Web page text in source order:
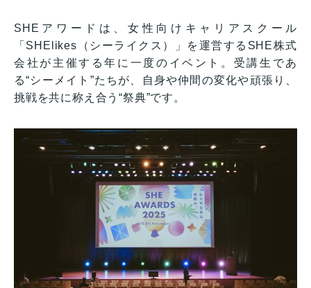
SHEアワードは、女性向けキャリアスクール
「SHElikes（シーライクス）」を運営するSHE株式
会社が主催する年に一度のイベント。受講生であ
る“シーメイト”たちが、自身や仲間の変化や頑張り、
挑戦を共に称え合う“祭典”です。